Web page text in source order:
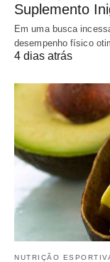
Suplemento
Em uma busca
desempenho físico
4 dias atrás
NUTRIÇÃO